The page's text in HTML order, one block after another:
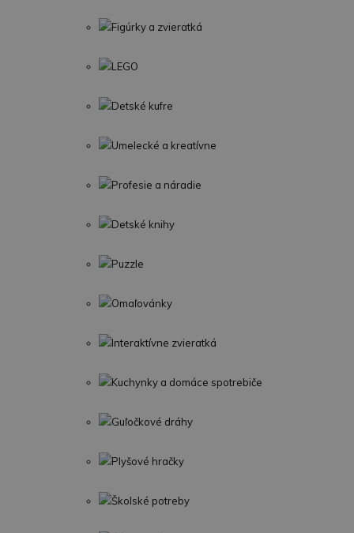
Figúrky a zvieratká
LEGO
Detské kufre
Umelecké a kreatívne
Profesie a náradie
Detské knihy
Puzzle
Omaľovánky
Interaktívne zvieratká
Kuchynky a domáce spotrebiče
Guľočkové dráhy
Plyšové hračky
Školské potreby